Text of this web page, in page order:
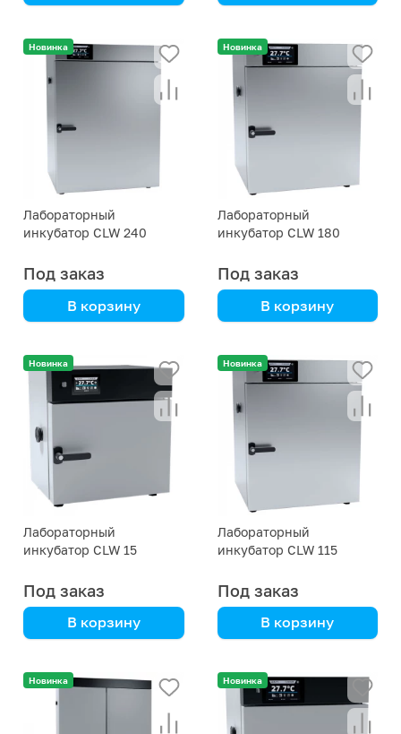
удобное управление,
надежность
удобное управление,
надежность
Новинка
Лабораторный
инкубатор CLW 240
Под заказ
В корзину
удобное управление,
надежность
Новинка
Лабораторный
инкубатор CLW 180
Под заказ
В корзину
удобное управление,
надежность
Новинка
Лабораторный
инкубатор CLW 15
Под заказ
В корзину
вентиляция, удобство,
Новинка
Лабораторный
инкубатор CLW 115
Под заказ
В корзину
удобное управление,
надежность
Новинка Новинка